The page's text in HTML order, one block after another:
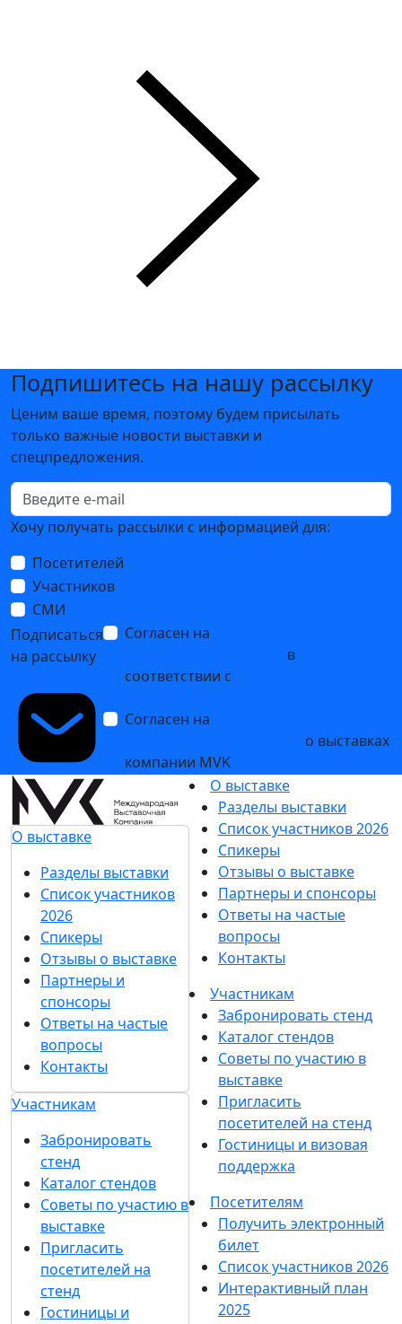
Подпишитесь на нашу рассылку
Ценим ваше время, поэтому будем присылать
только важные новости выставки и
спецпредложения.
Хочу получать рассылки с информацией для:
Посетителей
Участников
СМИ
Подписаться
на рассылку
Согласен на
в
соответствии с
Согласен на
о выставках
компании MVK
О выставке
Разделы выставки
Список участников
2026
Спикеры
Отзывы о выставке
Партнеры и
спонсоры
Ответы на частые
вопросы
Контакты
Участникам
Забронировать
стенд
Каталог стендов
Советы по участию в
выставке
Пригласить
посетителей на
стенд
Гостиницы и
О выставке
Разделы выставки
Список участников 2026
Спикеры
Отзывы о выставке
Партнеры и спонсоры
Ответы на частые
вопросы
Контакты
Участникам
Забронировать стенд
Каталог стендов
Советы по участию в
выставке
Пригласить
посетителей на стенд
Гостиницы и визовая
поддержка
Посетителям
Получить электронный
билет
Список участников 2026
Интерактивный план
2025